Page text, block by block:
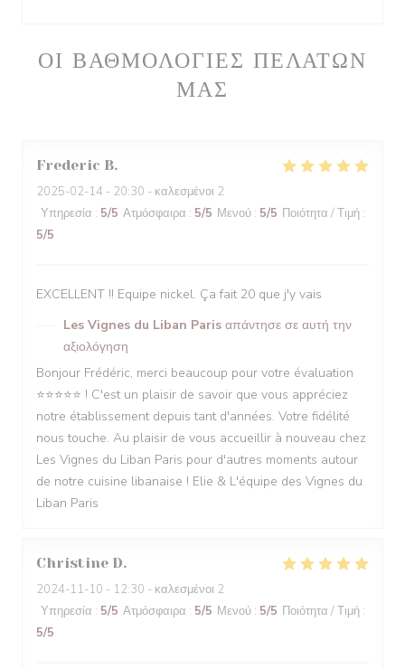
ΟΙ ΒΑΘΜΟΛΟΓΊΕΣ ΠΕΛΑΤΏΝ
ΜΑΣ
Frederic B
2025-02-14 - 20:30 - καλεσμένοι 2
Υπηρεσία : 5/5 Ατμόσφαιρα : 5/5 Μενού : 5/5 Ποιότητα / Τιμή :
5/5
EXCELLENT !! Equipe nickel. Ça fait 20 que j'y vais
Les Vignes du Liban Paris απάντησε σε αυτή την
αξιολόγηση
Bonjour Frédéric, merci beaucoup pour votre évaluation
⭐️⭐️⭐️⭐️⭐️ ! C'est un plaisir de savoir que vous appréciez
notre établissement depuis tant d'années. Votre fidélité
nous touche. Au plaisir de vous accueillir à nouveau chez
Les Vignes du Liban Paris pour d'autres moments autour
de notre cuisine libanaise ! Elie & L'équipe des Vignes du
Liban Paris
Christine D
2024-11-10 - 12:30 - καλεσμένοι 2
Υπηρεσία : 5/5 Ατμόσφαιρα : 5/5 Μενού : 5/5 Ποιότητα / Τιμή :
5/5